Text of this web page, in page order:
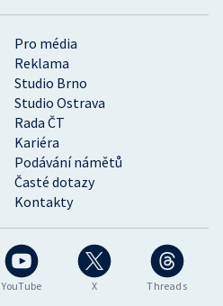
YouTube X Threads
Pro média
Reklama
Studio Brno
Studio Ostrava
Rada ČT
Kariéra
Podávání námětů
Časté dotazy
Kontakty